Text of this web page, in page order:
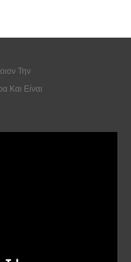
Την
Και Είναι